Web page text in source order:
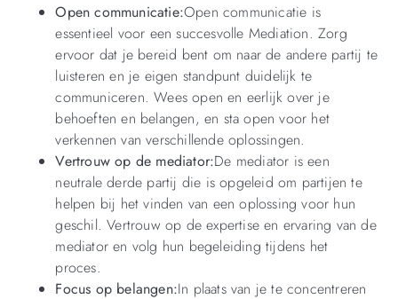
Open communicatie:Open communicatie is
essentieel voor een succesvolle Mediation. Zorg
ervoor dat je bereid bent om naar de andere partij te
luisteren en je eigen standpunt duidelijk te
communiceren. Wees open en eerlijk over je
behoeften en belangen, en sta open voor het
verkennen van verschillende oplossingen.
Vertrouw op de mediator:De mediator is een
neutrale derde partij die is opgeleid om partijen te
helpen bij het vinden van een oplossing voor hun
geschil. Vertrouw op de expertise en ervaring van de
mediator en volg hun begeleiding tijdens het
proces.
Focus op belangen:In plaats van je te concentreren